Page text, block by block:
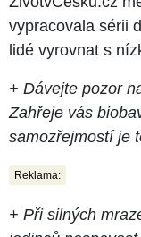
vypracovala sérii
lidé vyrovnat s
+ Dávejte pozor
Zahřeje vás
samozřejmostí je
Reklama:
+ Při silných